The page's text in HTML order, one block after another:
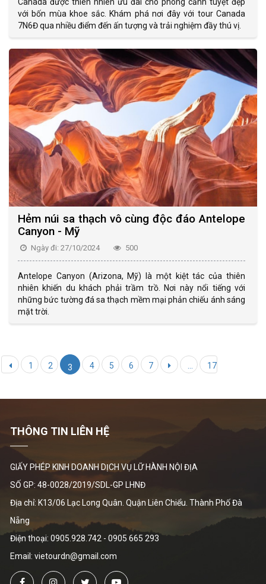
với bốn mùa khoe sắc. Khám phá nơi đây với tour Canada
7N6Đ qua nhiều điểm đến ấn tượng và trải nghiệm đầy thú vị.
Hẻm núi sa thạch vô cùng độc đáo Antelope
Canyon - Mỹ
Ngày đi: 27/10/2024 500
Antelope Canyon (Arizona, Mỹ) là một kiệt tác của thiên
nhiên khiến du khách phải trầm trồ. Nơi này nổi tiếng với
những bức tường đá sa thạch mềm mại phản chiếu ánh sáng
mặt trời.
1 2 3 4 5 6 7 17
THÔNG TIN LIÊN HỆ
GIẤY PHÉP KINH DOANH DỊCH VỤ LỮ HÀNH NỘI ĐỊA
SỐ GP: 48-0028/2019/SDL-GP LHNĐ
Địa chỉ: K13/06 Lạc Long Quân. Quận Liên Chiểu. Thành Phố Đà
Nẵng
Điện thoại: 0905.928.742 - 0905 665 293
Email: vietourdn@gmail.com